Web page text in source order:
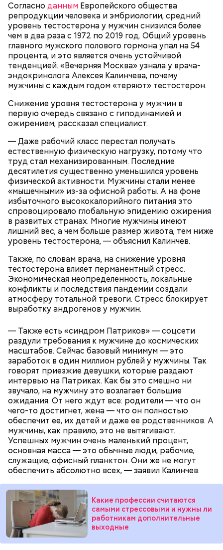
Согласно данным Европейского общества
репродукции человека и эмбриологии, средний
уровень тестостерона у мужчин снизился более
чем в два раза с 1972 по 2019 год. Общий уровень
главного мужского полового гормона упал на 54
процента, и это является очень устойчивой
тенденцией. «Вечерняя Москва» узнала у врача-
эндокринолога Алексея Калинчева, почему
мужчины с каждым годом «теряют» тестостерон.
Снижение уровня тестостерона у мужчин в
первую очередь связано с гиподинамией и
ожирением, рассказал специалист.
— Даже рабочий класс перестал получать
естественную физическую нагрузку, потому что
труд стал механизированным. Последние
десятилетия существенно уменьшился уровень
физической активности. Мужчины стали менее
«мышечными» из-за офисной работы. А на фоне
избыточного высококалорийного питания это
спровоцировало глобальную эпидемию ожирения
в развитых странах. Многие мужчины имеют
лишний вес, а чем больше размер живота, тем ниже
уровень тестостерона, — объяснил Калинчев.
Также, по словам врача, на снижение уровня
тестостерона влияет перманентный стресс.
Экономическая неопределенность, локальные
конфликты и последствия пандемии создали
атмосферу тотальной тревоги. Стресс блокирует
выработку андрогенов у мужчин.
— Также есть «синдром Патриков» — соцсети
раздули требования к мужчине до космических
масштабов. Сейчас базовый минимум — это
заработок в один миллион рублей у мужчины. Так
говорят приезжие девушки, которые раздают
интервью на Патриках. Как бы это смешно ни
звучало, на мужчину это возлагает большие
ожидания. От него ждут все: родители — что он
чего-то достигнет, жена — что он полностью
обеспечит ее, их детей и даже ее родственников. А
мужчины, как правило, это не вытягивают.
Успешных мужчин очень маленький процент,
основная масса — это обычные люди, рабочие,
служащие, офисный планктон. Они же не могут
обеспечить абсолютно всех, — заявил Калинчев.
Какие профессии считаются
самыми стрессовыми и нужны ли
работникам дополнительные
выходные
Ингредиенты:
кабачок;
лук;
растительное масло;
соль, перец по вкусу;
свежий базилик;
сливки жирностью 20 процентов.
— Курица сначала обжаривается с небольшим
количеством масла и лука на сковороде. Затем ее
нужно отправить в глубокий противень. Сверху
кладем кабачки, нарезанные крупным кубиком, —
порекомендовал собеседник «ВМ».